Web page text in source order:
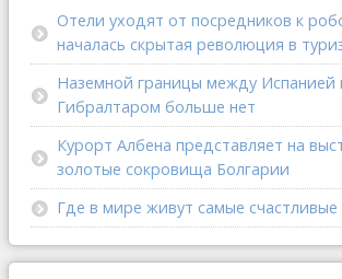
Отели уходят от посредников к
началась скрытая революция в
Наземной границы между Испанией
Гибралтаром больше нет
Курорт Албена представляет на
золотые сокровища Болгарии
Где в мире живут самые